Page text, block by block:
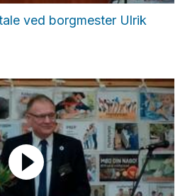
ved borgmester Ulrik